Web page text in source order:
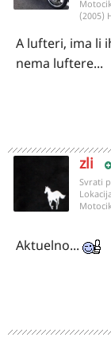
(2005)
A lufteri, ima li
nema luftere...
zli
Svrati
Aktuelno...